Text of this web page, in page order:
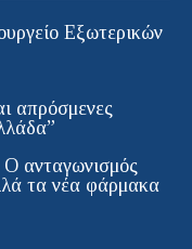
Εξωτερικών
απρόσμενες
ανταγωνισμός
τα νέα φάρμακα